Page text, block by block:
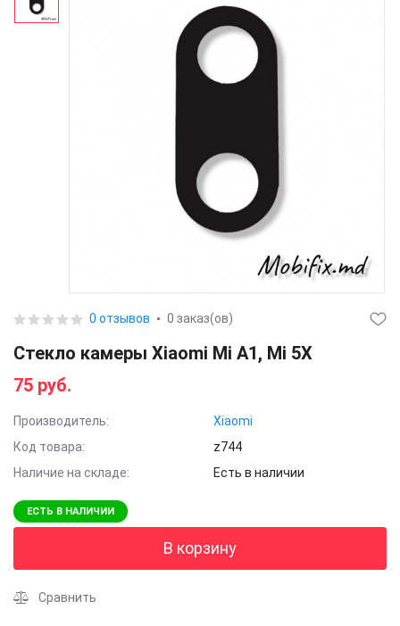
0 отзывов 0 заказ(ов)
Стекло камеры Xiaomi Mi A1, Mi 5X
75 руб.
Производитель:
Xiaomi
Код товара:
z744
Наличие на складе:
Есть в наличии
ЕСТЬ В НАЛИЧИИ
В корзину
Сравнить